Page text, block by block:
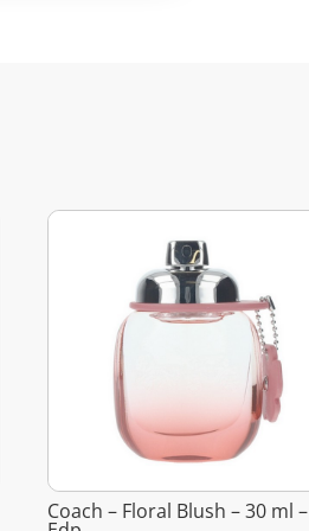
Coach – Floral Blush – 30 ml –